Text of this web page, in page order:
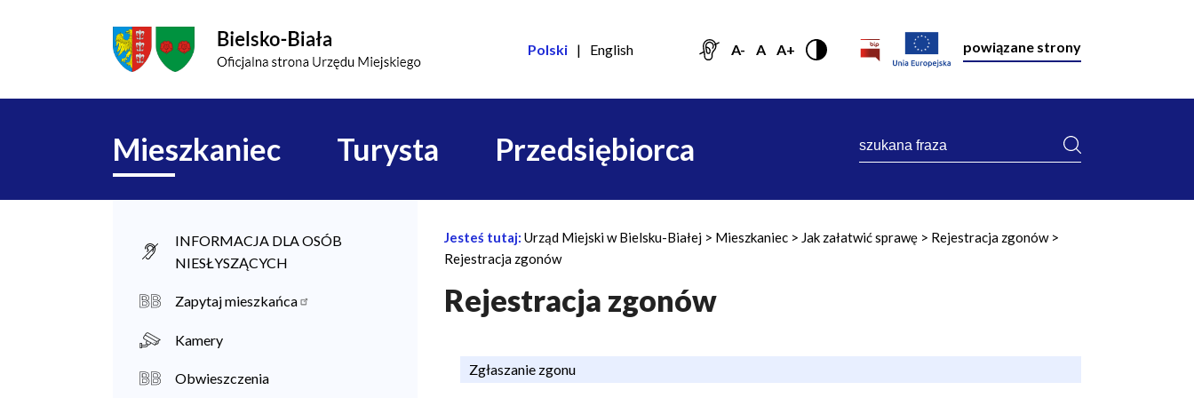
Polski English A- A A+ powiązane strony
Główna
nawigacja
Mieszkaniec Turysta Przedsiębiorca
szukana
M
e
s
k
INFORMACJA DLA OSÓB
NIESŁYSZĄCYCH
Zapytaj mieszkańca
Kamery
Obwieszczenia
Ś
Jesteś tutaj: Urząd Miejski w Bielsku-Białej Mieszkaniec Jak załatwić sprawę
Rejestracja zgonów
Rejestracja zgonów
Rejestracja zgonów
Zgłaszanie zgonu